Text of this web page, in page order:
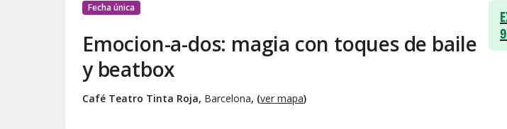
Fecha única
Emocion-a-dos: magia con toques de baile
y beatbox
Café Teatro Tinta Roja, Barcelona, (ver mapa)